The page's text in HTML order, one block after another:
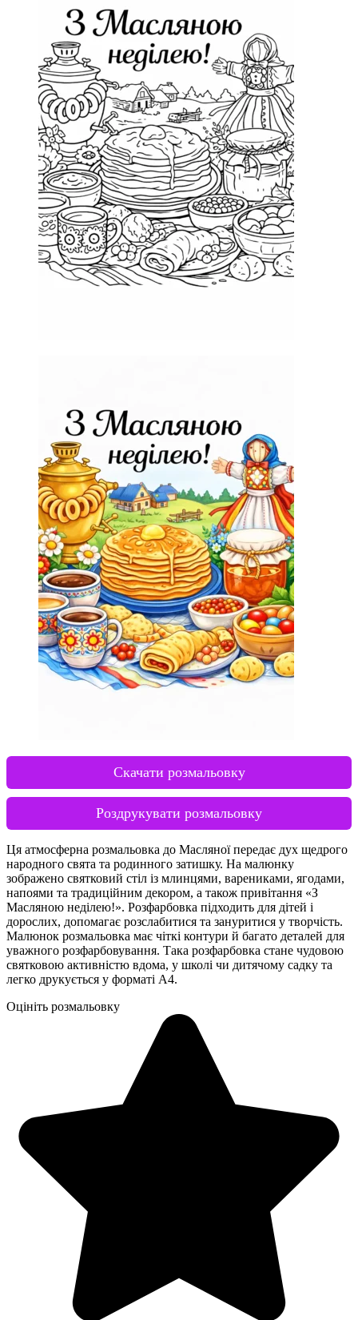
Скачати розмальовку
Роздрукувати розмальовку
Ця атмосферна розмальовка до Масляної передає дух щедрого
народного свята та родинного затишку. На малюнку
зображено святковий стіл із млинцями, варениками, ягодами,
напоями та традиційним декором, а також привітання «З
Масляною неділею!». Розфарбовка підходить для дітей і
дорослих, допомагає розслабитися та зануритися у творчість.
Малюнок розмальовка має чіткі контури й багато деталей для
уважного розфарбовування. Така розфарбовка стане чудовою
святковою активністю вдома, у школі чи дитячому садку та
легко друкується у форматі А4.
Оцініть розмальовку